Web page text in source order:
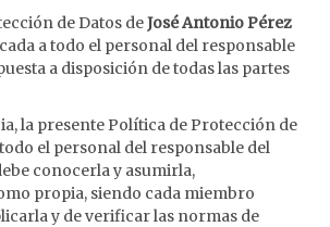
de Datos deJosé Antonio Pérez
a todo el personal del responsable
a disposición de todas las partes
la presente Política de Protección de
el personal del responsable del
conocerla y asumirla,
propia, siendo cada miembro
y de verificar las normas de